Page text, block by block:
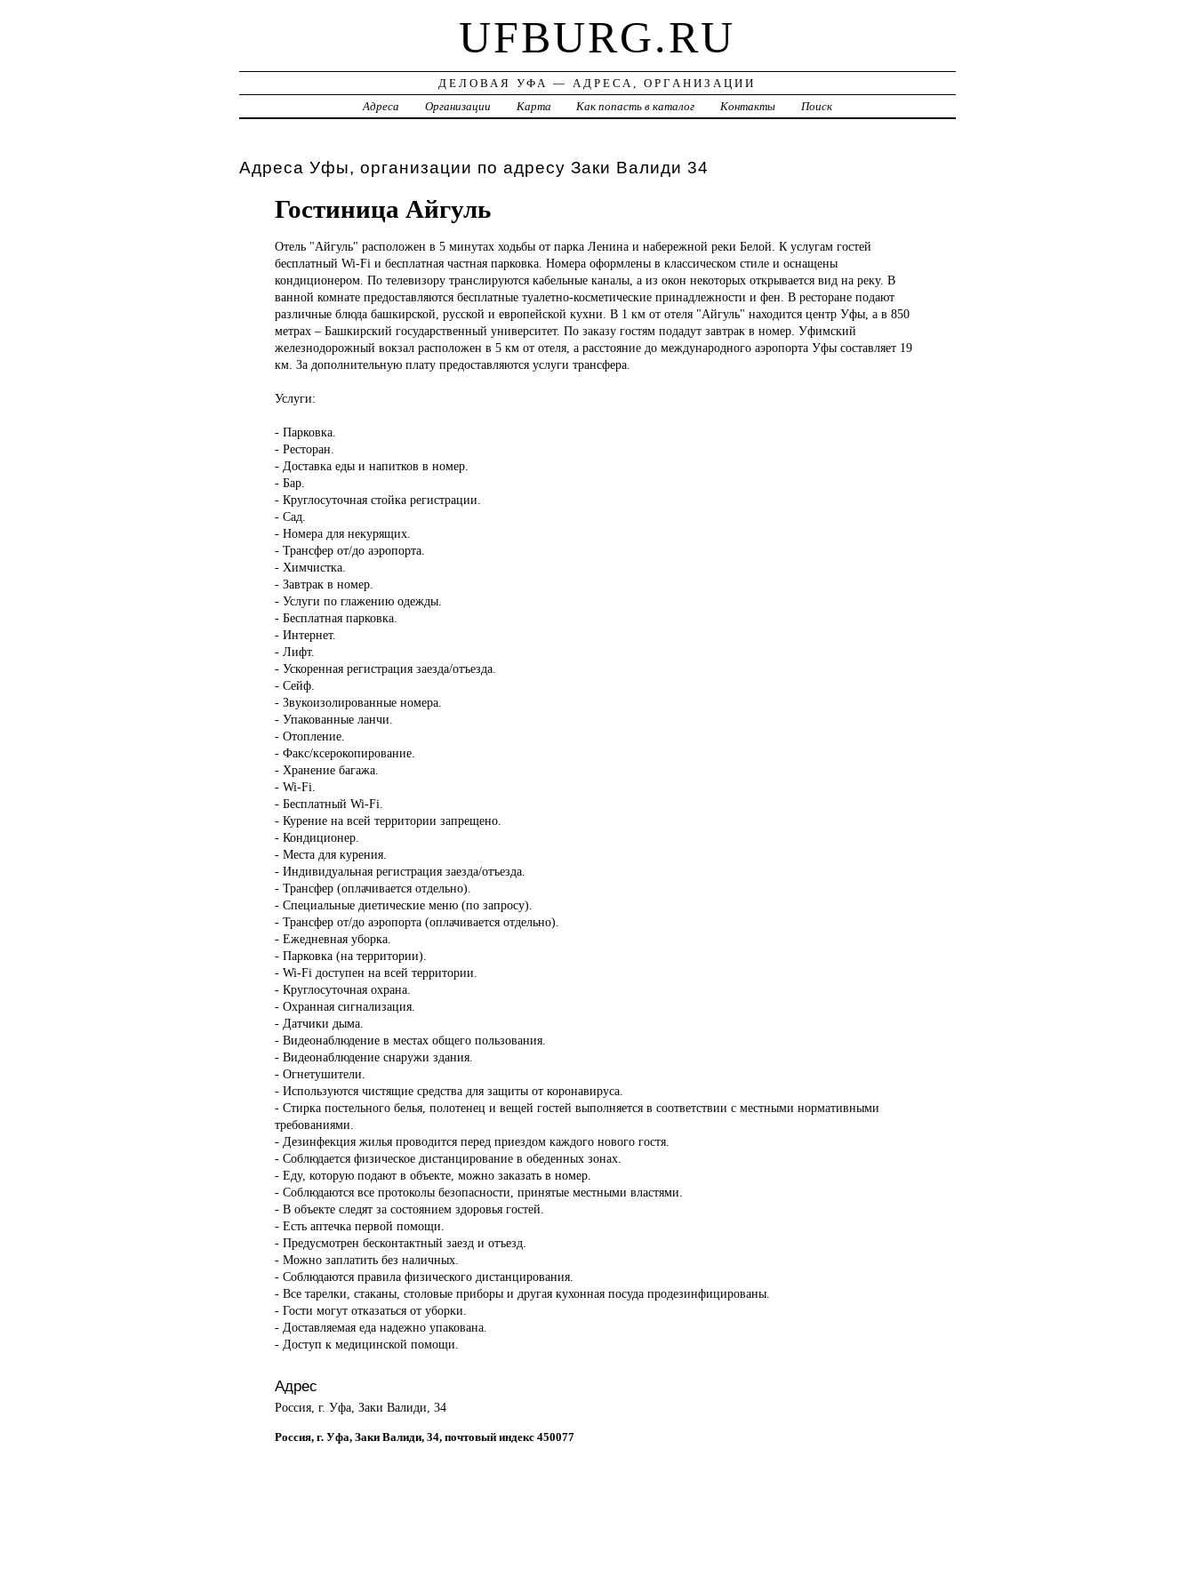
UFBURG.RU
ДЕЛОВАЯ УФА — АДРЕСА, ОРГАНИЗАЦИИ
Адреса
Организации Карта Как попасть в каталог Контакты Поиск
Адреса Уфы, организации по адресу Заки Валиди 34
Гостиница Айгуль
Отель "Айгуль" расположен в 5 минутах ходьбы от парка Ленина и набережной реки Белой. К услугам гостей
бесплатный Wi-Fi и бесплатная частная парковка. Номера оформлены в классическом стиле и оснащены
кондиционером. По телевизору транслируются кабельные каналы, а из окон некоторых открывается вид на реку. В
ванной комнате предоставляются бесплатные туалетно-косметические принадлежности и фен. В ресторане подают
различные блюда башкирской, русской и европейской кухни. В 1 км от отеля "Айгуль" находится центр Уфы, а в 850
метрах – Башкирский государственный университет. По заказу гостям подадут завтрак в номер. Уфимский
железнодорожный вокзал расположен в 5 км от отеля, а расстояние до международного аэропорта Уфы составляет 19
км. За дополнительную плату предоставляются услуги трансфера.
Услуги:
- Парковка.
- Ресторан.
- Доставка еды и напитков в номер.
- Бар.
- Круглосуточная стойка регистрации.
- Сад.
- Номера для некурящих.
- Трансфер от/до аэропорта.
- Химчистка.
- Завтрак в номер.
- Услуги по глажению одежды.
- Бесплатная парковка.
- Интернет.
- Лифт.
- Ускоренная регистрация заезда/отъезда.
- Сейф.
- Звукоизолированные номера.
- Упакованные ланчи.
- Отопление.
- Факс/ксерокопирование.
- Хранение багажа.
- Wi-Fi.
- Бесплатный Wi-Fi.
- Курение на всей территории запрещено.
- Кондиционер.
- Места для курения.
- Индивидуальная регистрация заезда/отъезда.
- Трансфер (оплачивается отдельно).
- Специальные диетические меню (по запросу).
- Трансфер от/до аэропорта (оплачивается отдельно).
- Ежедневная уборка.
- Парковка (на территории).
- Wi-Fi доступен на всей территории.
- Круглосуточная охрана.
- Охранная сигнализация.
- Датчики дыма.
- Видеонаблюдение в местах общего пользования.
- Видеонаблюдение снаружи здания.
- Огнетушители.
- Используются чистящие средства для защиты от коронавируса.
- Стирка постельного белья, полотенец и вещей гостей выполняется в соответствии с местными нормативными
требованиями.
- Дезинфекция жилья проводится перед приездом каждого нового гостя.
- Соблюдается физическое дистанцирование в обеденных зонах.
- Еду, которую подают в объекте, можно заказать в номер.
- Соблюдаются все протоколы безопасности, принятые местными властями.
- В объекте следят за состоянием здоровья гостей.
- Есть аптечка первой помощи.
- Предусмотрен бесконтактный заезд и отъезд.
- Можно заплатить без наличных.
- Соблюдаются правила физического дистанцирования.
- Все тарелки, стаканы, столовые приборы и другая кухонная посуда продезинфицированы.
- Гости могут отказаться от уборки.
- Доставляемая еда надежно упакована.
- Доступ к медицинской помощи.
Адрес
Россия, г. Уфа, Заки Валиди, 34
Россия, г. Уфа, Заки Валиди, 34, почтовый индекс 450077